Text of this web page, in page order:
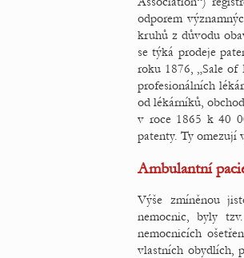
odporem
kruhů z důvodu
se týká prodeje
roku 1876, „Sale
profesionálních
od lékárníků,
v roce 1865 k 40
patenty. Ty omezují
Ambulantní
Výše zmíněnou
nemocnic, byly
nemocnicích
vlastních obydlích,